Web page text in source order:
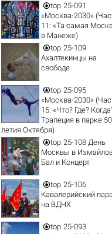
top 25-091
«Москва-2030»
11: «Та самая
в Манеже)
top 25-109
Ахалтекинцы на
свободе
top 25-095
«Москва-2030»
15: «Что? Где?
Трапеция в парке
летия Октября)
top 25-108 День
Москвы в
Бал и Концерт
top 25-106
Кавалерийский
на ВДНХ
top 25-093